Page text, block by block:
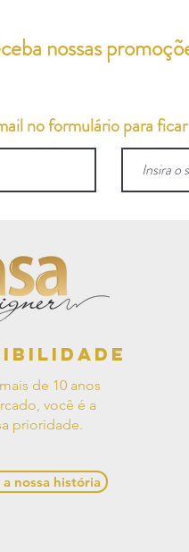
no formulário para
nossas
de 10 anos
você é a
prioridade.
a nossa história